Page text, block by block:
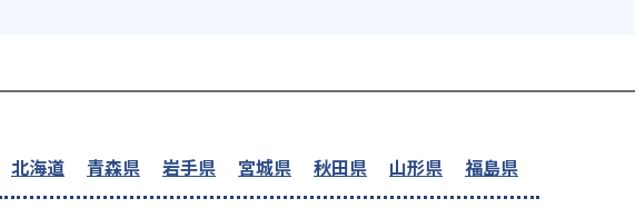
北海道 青森県 岩手県 宮城県 秋田県 山形県 福島県